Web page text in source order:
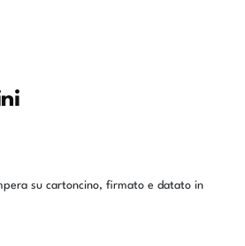
su cartoncino, firmato e datato in